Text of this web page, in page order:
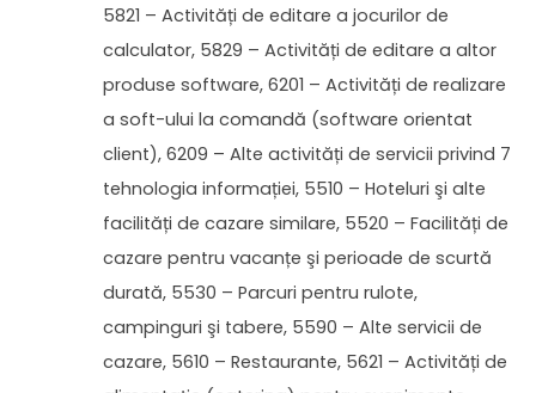
5821 – Activități de editare a jocurilor de
calculator, 5829 – Activități de editare a altor
produse software, 6201 – Activități de realizare
a soft-ului la comandă (software orientat
client), 6209 – Alte activități de servicii privind 7
tehnologia informației, 5510 – Hoteluri şi alte
facilități de cazare similare, 5520 – Facilități de
cazare pentru vacanțe şi perioade de scurtă
durată, 5530 – Parcuri pentru rulote,
campinguri şi tabere, 5590 – Alte servicii de
cazare, 5610 – Restaurante, 5621 – Activități de